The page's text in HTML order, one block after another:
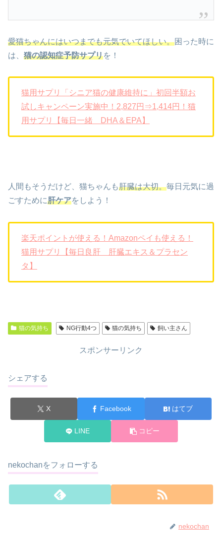
愛猫ちゃんにはいつまでも元気でいてほしい。困った時に
は、 猫の認知症予防サプリを！
猫用サプリ「シニア猫の健康維持に」初回半額お
試しキャンペーン実施中！2,827円⇒1,414円！猫
用サプリ【毎日一緒 DHA＆EPA】
人間もそうだけど、猫ちゃんも肝臓は大切。毎日元気に過
ごすために肝ケアをしよう！
楽天ポイントが使える！Amazonペイも使える！
猫用サプリ【毎日良肝 肝臓エキス＆プラセン
タ】
猫の気持ち NG行動4つ 猫の気持ち 飼い主さん
スポンサーリンク
シェアする
X Facebook はてブ
LINE コピー
nekochanをフォローする
nekochan